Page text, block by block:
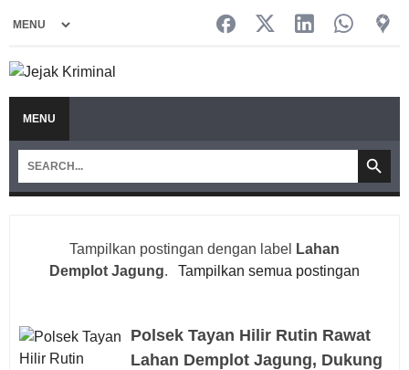
MENU
Tampilkan postingan dengan label
Lahan
Demplot Jagung. Tampilkan semua postingan
Polsek Tayan Hilir Rutin Rawat
Lahan Demplot Jagung, Dukung